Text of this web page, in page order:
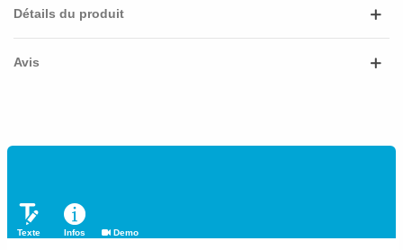
Détails du produit
Avis
Texte Infos Demo